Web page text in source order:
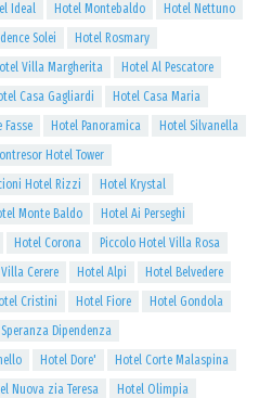
Ideal Hotel Montebaldo
Hotel Nettuno
Solei
Hotel Rosmary
Villa Margherita
Hotel Al Pescatore
Casa Gagliardi
Hotel Casa Maria
Fasse Hotel Panoramica
Hotel Silvanella
Hotel Tower
Hotel Rizzi
Hotel Krystal
Monte Baldo
Hotel Ai Perseghi
Hotel Corona
Piccolo Hotel Villa Rosa
Cerere Hotel Alpi
Hotel Belvedere
Cristini Hotel Fiore
Hotel Gondola
Dipendenza
Hotel Dore'
Hotel Corte Malaspina
Nuova zia Teresa
Hotel Olimpia